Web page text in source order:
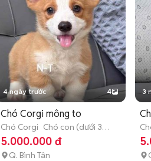
4 ngày trước 4
Chó Corgi mông to
Chó Corgi Chó con (dưới 3
tháng tuổi)
5.000.000 đ
Q. Bình Tân
3